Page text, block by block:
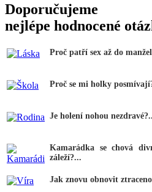
Doporučujeme
nejlépe hodnocené
Proč patří sex až do
Proč se mi holky
Je holení nohou
Kamarádka se chová
záleží?...
Jak znovu obnovit